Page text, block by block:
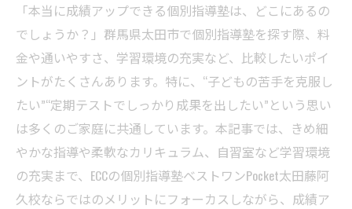
「本当に成績アップできる個別指導塾は、どこにあるの
でしょうか？」群馬県太田市で個別指導塾を探す際、料
金や通いやすさ、学習環境の充実など、比較したいポイ
ントがたくさんあります。特に、“子どもの苦手を克服し
たい”“定期テストでしっかり成果を出したい”という思い
は多くのご家庭に共通しています。本記事では、きめ細
やかな指導や柔軟なカリキュラム、自習室など学習環境
の充実まで、ECCの個別指導塾ベストワンPocket太田藤阿
久校ならではのメリットにフォーカスしながら、成績ア